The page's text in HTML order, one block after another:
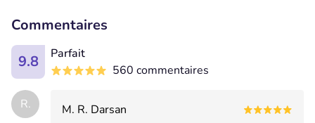
Commentaires
9.8
Parfait
560 commentaires
R.
M. R. Darsan